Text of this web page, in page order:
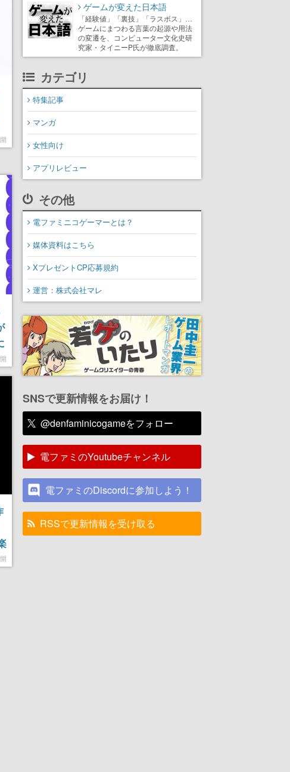
ゲームが変えた日本語
「経験値」「裏技」「ラスボス」…
ゲームにまつわる言葉の起源や用法
の変遷を、コンピューター文化史研
究家・タイニーP氏が徹底調査。
カテゴリ
特集記事
マンガ
女性向け
アプリレビュー
その他
電ファミニコゲーマーとは？
媒体資料はこちら
XプレゼントCP応募規約
運営：株式会社マレ
SNSで更新情報をお届け！
@denfaminicogameをフォロー
電ファミのYoutubeチャンネル
電ファミのDiscordに参加しよう！
RSSで更新情報を受け取る